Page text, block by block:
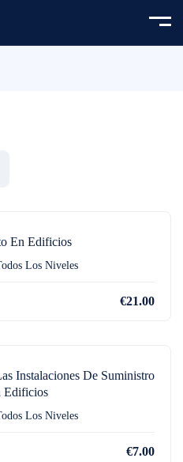
En Edificios
Los Niveles
€21.00
Instalaciones De Suministro
Edificios
Los Niveles
€7.00